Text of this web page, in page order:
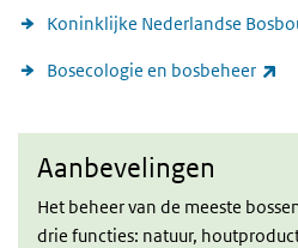
Koninklijke Nederlandse
Bosecologie en bosbeheer
Aanbevelingen
Het beheer van de meeste
drie functies: natuur,